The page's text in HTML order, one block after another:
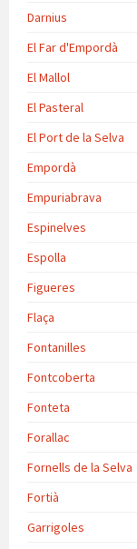
Darnius
El Far d'Empordà
El Mallol
El Pasteral
El Port de la Selva
Empordà
Empuriabrava
Espinelves
Espolla
Figueres
Flaça
Fontanilles
Fontcoberta
Fonteta
Forallac
Fornells de la Selva
Fortià
Garrigoles